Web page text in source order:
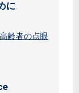
に
齢者の点眼